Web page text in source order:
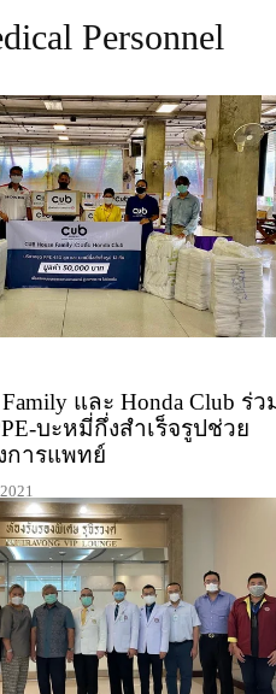
Personnel
และ Honda Club ร่ว
บะหมี่กึ่งสำเร็จรูปช่วย
การแพทย์